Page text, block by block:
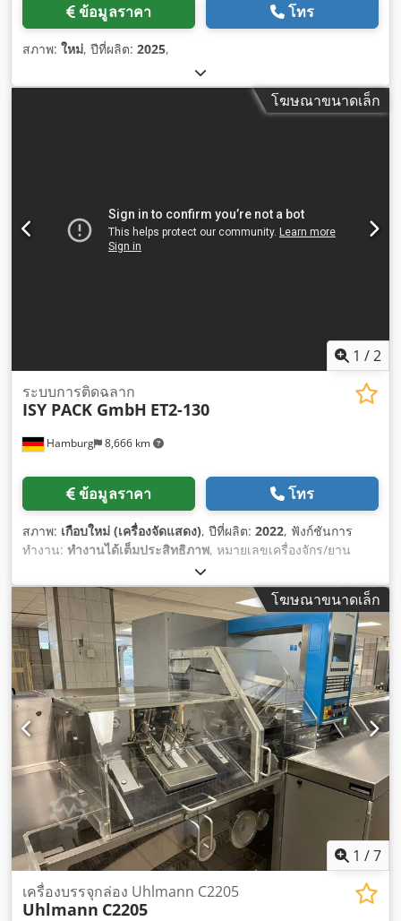
ข้อมูลราคา โทร
สภาพ: ใหม่, ปีที่ผลิต: 2025,
โฆษณาขนาดเล็ก
1 /2
Hamburg 8,666 km
ระบบการติดฉลาก
ISY PACK GmbH ET2-130
ข้อมูลราคา โทร
สภาพ: เกือบใหม่ (เครื่องจัดแสดง), ปีที่ผลิต: 2022, ฟังก์ชันการ
ทำงาน: ทำงานได้เต็มประสิทธิภาพ, หมายเลขเครื่องจักร/ยาน
โฆษณาขนาดเล็ก
1 /7
เครื่องบรรจุกล่อง Uhlmann C2205
Uhlmann C2205